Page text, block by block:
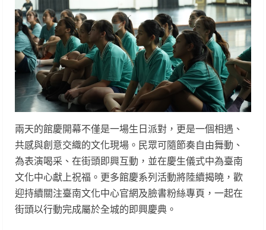
兩天的館慶開幕不僅是一場生日派對，更是一個相遇、
共感與創意交織的文化現場。民眾可隨節奏自由舞動、
為表演喝采、在街頭即興互動，並在慶生儀式中為臺南
文化中心獻上祝福。更多館慶系列活動將陸續揭曉，歡
迎持續關注臺南文化中心官網及臉書粉絲專頁，一起在
街頭以行動完成屬於全城的即興慶典。